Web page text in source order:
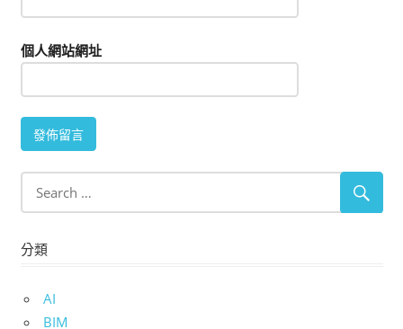
個人網站網址
分類
AI
BIM